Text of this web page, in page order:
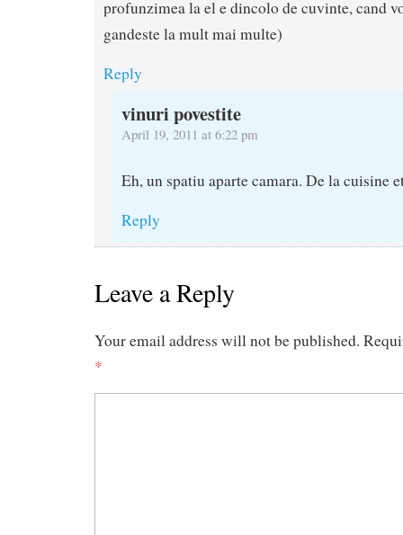
profunzimea la el e dincolo de cuvinte, cand
gandeste la mult mai multe)
Reply
vinuri povestite
April 19, 2011 at 6:22 pm
Eh, un spatiu aparte camara. De la cuisine
Reply
Leave a Reply
Your email address will not be published.
*